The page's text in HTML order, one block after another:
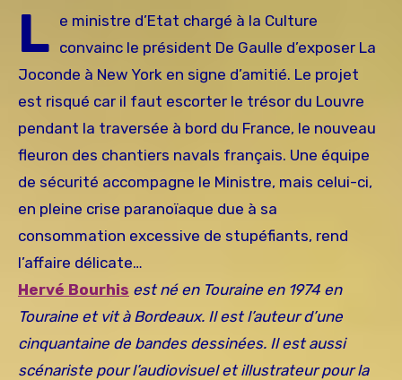
L e ministre d’Etat chargé à la Culture
convainc le président De Gaulle d’exposer La
Joconde à New York en signe d’amitié. Le projet
est risqué car il faut escorter le trésor du Louvre
pendant la traversée à bord du France, le nouveau
fleuron des chantiers navals français. Une équipe
de sécurité accompagne le Ministre, mais celui-ci,
en pleine crise paranoïaque due à sa
consommation excessive de stupéfiants, rend
l’affaire délicate…
Hervé Bourhis est né en Touraine en 1974 en
Touraine et vit à Bordeaux. Il est l’auteur d’une
cinquantaine de bandes dessinées. Il est aussi
scénariste pour l’audiovisuel et illustrateur pour la